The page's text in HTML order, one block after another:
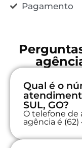
Pagamento
Qual é o
SUL, GO?
O telefone de
agência é (62)